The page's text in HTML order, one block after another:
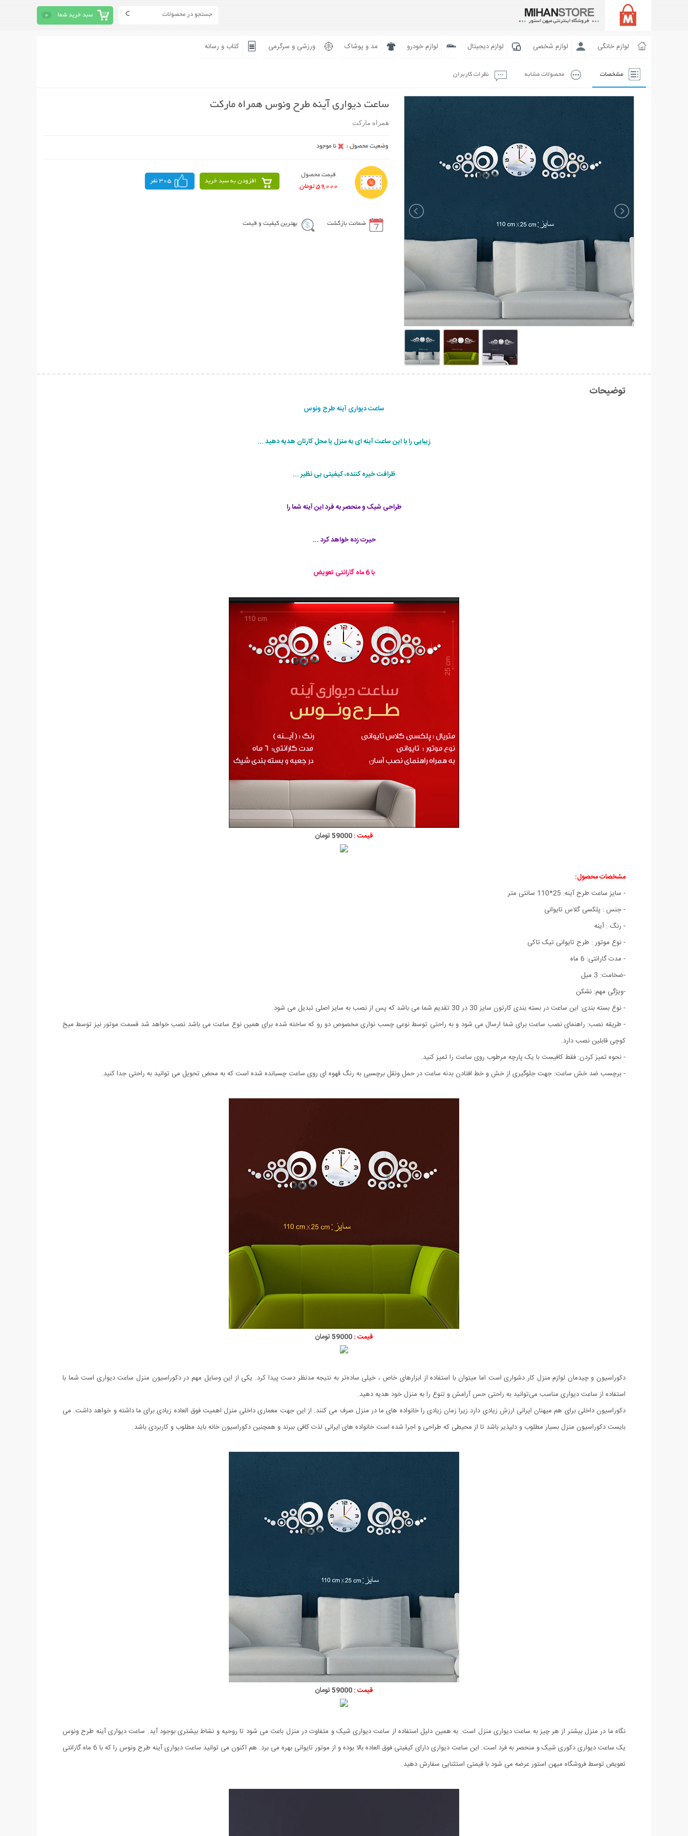
سبد خرید شما 0
لوازم خانگی لوازم شخصی لوازم دیجیتال لوازم خودرو مد و پوشاک ورزشی و سرگرمی کتاب و رسانه
مشخصات محصولات مشابه نظرات کاربران
ساعت دیواری آینه طرح ونوس همراه مارکت
همراه مارکت
قیمت محصول
59,000 تومان
افزودن به سبد خرید 305 نفر
ضمانت بازگشت بهترین کیفیت و قیمت
توضیحات
ساعت دیواری آینه طرح ونوس
زیبایی را با این ساعت آینه ای به منزل یا محل کارتان هدیه دهید ...
ظرافت خیره کننده، کیفیتی بی نظیر ...
طراحی شیک و منحصر به فرد این آینه شما را
حیرت زده خواهد کرد ...
با 6 ماه گارانتی تعویض
قیمت :59000 تومان
مشخصات محصول:
- سایز ساعت طرح آینه: 25*110 سانتی متر
- جنس : پلکسی گلاس تایوانی
- رنگ : آینه
- نوع موتور : طرح تایوانی تیک تاکی
- مدت گارانتی: 6 ماه
-ضخامت: 3 میل
-ویژگی مهم: نشکن
- نوع بسته بندی: این ساعت در بسته بندی کارتون سایز 30 در 30 تقدیم شما می باشد که پس از نصب به سایز اصلی تبدیل می شود.
- طریقه نصب: راهنمای نصب ساعت برای شما ارسال می شود و به راحتی توسط نوعی چسب نواری مخصوص دو رو که ساخته شده برای همین نوع ساعت می باشد نصب خواهد شد قسمت موتور نیز توسط میخ
کوچی قابلین نصب دارد.
- نحوه تمیز کردن: فقط کافیست با یک پارچه مرطوب روی ساعت را تمیز کنید.
- برچسب ضد خش ساعت: جهت جلوگیری از خش و خط افتادن بدنه ساعت در حمل ونقل برچسبی به رنگ قهوه ای روی ساعت چسبانده شده است که به محض تحویل می توانید به راحتی جدا کنید.
قیمت :59000 تومان
دکوراسیون و چیدمان لوازم منزل کار دشواری است اما میتوان با استفاده از ابزارهای خاص ، خیلی ساده‌تر به نتیجه مدنظر دست پیدا کرد. یکی از این وسایل مهم در دکوراسیون منزل ساعت دیواری است شما با
استفاده از ساعت دیواری مناسب می‌توانید به راحتی حس آرامش و تنوع را به منزل خود هدیه دهید.
دکوراسیون داخلی برای هم میهنان ایرانی ارزش زیادی دارد زیرا زمان زیادی را خانواده های ما در منزل صرف می کنند. از این جهت معماری داخلی منزل اهمیت فوق العاده زیادی برای ما داشته و خواهد داشت. می
بایست دکوراسیون منزل بسیار مطلوب و دلپذیر باشد تا از محیطی که طراحی و اجرا شده است خانواده های ایرانی لذت کافی ببرند و همچنین دکوراسیون خانه باید مطلوب و کاربردی باشد.
قیمت :59000 تومان
نگاه ما در منزل بیشتر از هر چیز به ساعت دیواری منزل است. به همین دلیل استفاده از ساعت دیواری شیک و متفاوت در منزل باعث می شود تا روحیه و نشاط بیشتری بوجود آید. ساعت دیواری آینه طرح ونوس
یک ساعت دیواری دکوری شیک و منحصر به فرد است. این ساعت دیواری دارای کیفیتی فوق العاده بالا بوده و از موتور تایوانی بهره می برد. هم اکنون می توانید ساعت دیواری آینه طرح ونوس را که با 6 ماه گارانتی
تعویض توسط فروشگاه میهن استور عرضه می شود با قیمتی استثنایی سفارش دهید.